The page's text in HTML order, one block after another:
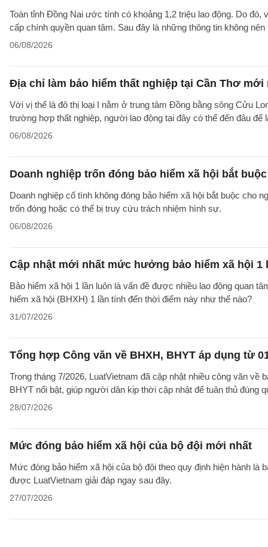
Toàn tỉnh Đồng Nai ước tính có khoảng 1,2 triệu lao động. Do
cấp chính quyền quan tâm. Sau đây là những thông tin không
06/08/2026
Địa chỉ làm bảo hiểm thất nghiệp tại Cần Thơ mới
Với vị thế là đô thị loại I nằm ở trung tâm Đồng bằng sông Cửu
trường hợp thất nghiệp, người lao động tại đây có thể đến đâu
06/08/2026
Doanh nghiệp trốn đóng bảo hiểm xã hội bắt
Doanh nghiệp cố tình không đóng bảo hiểm xã hội bắt buộc cho
trốn đóng hoặc có thể bị truy cứu trách nhiệm hình sự.
06/08/2026
Cập nhật mới nhất mức hưởng bảo hiểm xã hội 1
Bảo hiểm xã hội 1 lần luôn là vấn đề được nhiều lao động quan
hiểm xã hội (BHXH) 1 lần tính đến thời điểm này như thế nào?
31/07/2026
Tổng hợp Công văn về BHXH, BHYT áp dụng từ
Trong tháng 7/2026, LuatVietnam đã cập nhật nhiều công văn
BHYT nổi bật, giúp người dân kịp thời cập nhật để tuân thủ đúng
28/07/2026
Mức đóng bảo hiểm xã hội của bộ đội mới nhất
Mức đóng bảo hiểm xã hội của bộ đội theo quy định hiện hành
được LuatVietnam giải đáp ngay sau đây.
27/07/2026